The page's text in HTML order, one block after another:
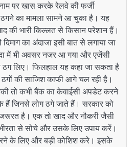
पर खास करके रेलवे की फर्जी
ठगने का मामला सामने आ चुका है। यह
की भारी किल्लत से किसान परेशान हैं।
का अंदाजा इसी बात से लगाया जा
में भी अवसर नजर आ गया और एजेंसी
ठग लिए। फिलहाल यह कहा जा सकता है
की साजिश काफी आगे चल रही है।
तो कभी बैंक का केवाईसी अपडेट करने
हैं जिनसे लोग ठगे जाते हैं। सरकार को
है। एक तो खाद और नौकरी जैसी
से सोचे और उसके लिए उपाय करें।
के लिए और बड़ी कोशिश करे। इसके